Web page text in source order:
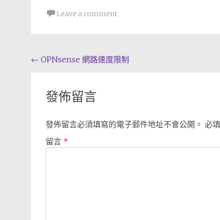
Leave a comment
Post
← OPNsense 網路速度限制
發佈留言
發佈留言必須填寫的電子郵件地址不會公開。 必
留言 *